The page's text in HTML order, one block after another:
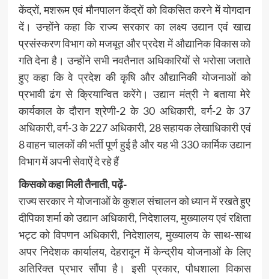
केंद्रों, मशरूम एवं मौनपालन केंद्रों को विकसित करने में योगदान
दें। उन्होंने कहा कि राज्य सरकार का लक्ष्य उद्यान एवं खाद्य
प्रसंस्करण विभाग को मजबूत और प्रदेश में औद्यानिक विकास को
गति देना है। उन्होंने सभी नवतैनात अधिकारियों से भरोसा जताते
हुए कहा कि वे प्रदेश की कृषि और औद्यानिकी योजनाओं को
प्रभावी ढंग से क्रियान्वित करेंगे। उद्यान मंत्री ने बताया मेरे
कार्यकाल के दौरान श्रेणी-2 के 30 अधिकारी, वर्ग-2 के 37
अधिकारी, वर्ग-3 के 227 अधिकारी, 28 सहायक लेखाधिकारी एवं
8 वाहन चालकों की भर्ती पूर्ण हुई है और यह भी 330 कार्मिक उद्यान
विभाग में अपनी सेवाऐं दे रहे हैं
किसको कहा मिली तैनाती, पढ़ें-
राज्य सरकार ने योजनाओं के कुशल संचालन को ध्यान में रखते हुए
दीपिका शर्मा को उद्यान अधिकारी, निदेशालय, मुख्यालय एवं रक्षिता
भट्ट को विपणन अधिकारी, निदेशालय, मुख्यालय के साथ-साथ
अपर निदेशक कार्यालय, देहरादून में केन्द्रीय योजनाओं के लिए
अतिरिक्त प्रभार सौंपा है। इसी प्रकार, पौधशाला विकास